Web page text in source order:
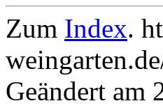
Zum Index.
Geändert am